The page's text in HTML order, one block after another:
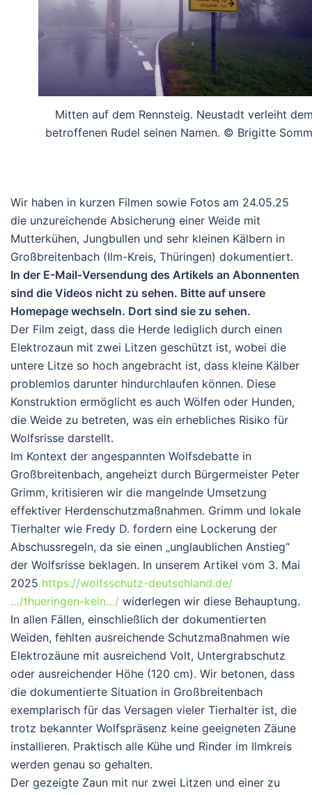
Mitten auf dem Rennsteig. Neustadt verleiht
betroffenen Rudel seinen Namen. © Brigitte
Wir haben in kurzen Filmen sowie Fotos am 24.05.25
die unzureichende Absicherung einer Weide mit
Mutterkühen, Jungbullen und sehr kleinen Kälbern in
Großbreitenbach (Ilm-Kreis, Thüringen) dokumentiert.
In der E-Mail-Versendung des Artikels an Abonnenten
sind die Videos nicht zu sehen. Bitte auf unsere
Homepage wechseln. Dort sind sie zu sehen.
Der Film zeigt, dass die Herde lediglich durch einen
Elektrozaun mit zwei Litzen geschützt ist, wobei die
untere Litze so hoch angebracht ist, dass kleine Kälber
problemlos darunter hindurchlaufen können. Diese
Konstruktion ermöglicht es auch Wölfen oder Hunden,
die Weide zu betreten, was ein erhebliches Risiko für
Wolfsrisse darstellt.
Im Kontext der angespannten Wolfsdebatte in
Großbreitenbach, angeheizt durch Bürgermeister Peter
Grimm, kritisieren wir die mangelnde Umsetzung
effektiver Herdenschutzmaßnahmen. Grimm und lokale
Tierhalter wie Fredy D. fordern eine Lockerung der
Abschussregeln, da sie einen „unglaublichen Anstieg“
der Wolfsrisse beklagen. In unserem Artikel vom 3. Mai
2025 https://wolfsschutz-deutschland.de/
…/thueringen-kein…/ widerlegen wir diese Behauptung.
In allen Fällen, einschließlich der dokumentierten
Weiden, fehlten ausreichende Schutzmaßnahmen wie
Elektrozäune mit ausreichend Volt, Untergrabschutz
oder ausreichender Höhe (120 cm). Wir betonen, dass
die dokumentierte Situation in Großbreitenbach
exemplarisch für das Versagen vieler Tierhalter ist, die
trotz bekannter Wolfspräsenz keine geeigneten Zäune
installieren. Praktisch alle Kühe und Rinder im Ilmkreis
werden genau so gehalten.
Der gezeigte Zaun mit nur zwei Litzen und einer zu